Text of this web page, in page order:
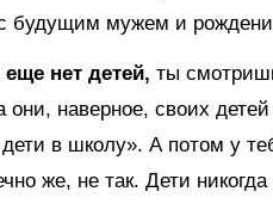
будущим мужем и
нет детей, ты
они, наверное, своих
в школу». А потом у
же, не так. Дети